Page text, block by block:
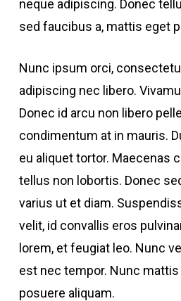
neque adipiscing. Donec
sed faucibus a, mattis eget
Nunc ipsum orci,
adipiscing nec libero.
Donec id arcu non libero
condimentum at in mauris.
eu aliquet tortor. Maecenas
tellus non lobortis. Donec
varius ut et diam.
velit, id convallis eros
lorem, et feugiat leo. Nunc
est nec tempor. Nunc
posuere aliquam.